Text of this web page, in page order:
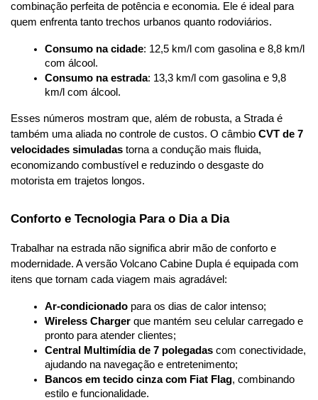
combinação perfeita de potência e economia. Ele é ideal para
quem enfrenta tanto trechos urbanos quanto rodoviários.
Consumo na cidade: 12,5 km/l com gasolina e 8,8 km/l
com álcool.
Consumo na estrada: 13,3 km/l com gasolina e 9,8
km/l com álcool.
Esses números mostram que, além de robusta, a Strada é
também uma aliada no controle de custos. O câmbio CVT de 7
velocidades simuladas torna a condução mais fluida,
economizando combustível e reduzindo o desgaste do
motorista em trajetos longos.
Conforto e Tecnologia Para o Dia a Dia
Trabalhar na estrada não significa abrir mão de conforto e
modernidade. A versão Volcano Cabine Dupla é equipada com
itens que tornam cada viagem mais agradável:
Ar-condicionado para os dias de calor intenso;
Wireless Charger que mantém seu celular carregado e
pronto para atender clientes;
Central Multimídia de 7 polegadas com conectividade,
ajudando na navegação e entretenimento;
Bancos em tecido cinza com Fiat Flag, combinando
estilo e funcionalidade.